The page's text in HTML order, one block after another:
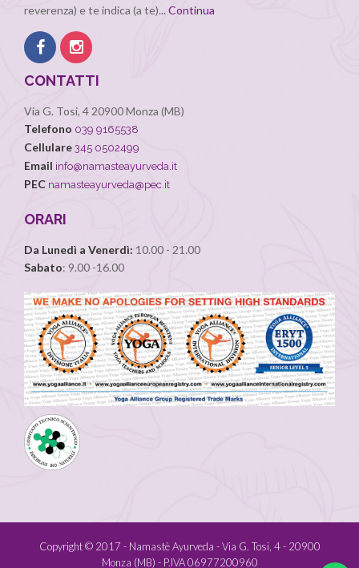
reverenza) e te indica (a te)... Continua
CONTATTI
Via G. Tosi, 4 20900 Monza (MB)
Telefono 039 9165538
Cellulare 345 0502499
Email info@namasteayurveda.it
PEC namasteayurveda@pec.it
ORARI
Da Lunedì a Venerdì: 10.00 - 21.00
Sabato: 9.00 -16.00
Copyright © 2017 - Namastè Ayurveda - Via G. Tosi, 4 - 20900
Monza (MB) - P.IVA 06977200960